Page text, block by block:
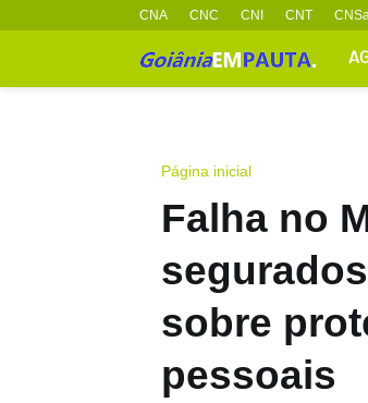
CNA CNC CNI CNT
Página inicial
Falha no
sobre
pessoais